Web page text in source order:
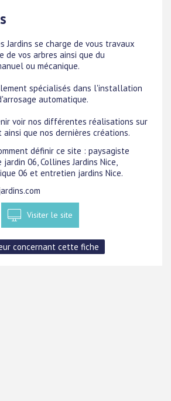
Jardins se charge de vous travaux
de vos arbres ainsi que du
ou mécanique.
spécialisés dans l'installation
automatique.
voir nos différentes réalisations sur
que nos dernières créations.
définir ce site : paysagiste
06, Collines Jardins Nice,
06 et entretien jardins Nice.
Visiter le site